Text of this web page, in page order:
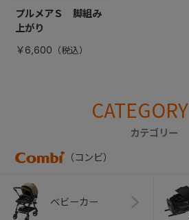
プルメアＳ 脚組み
上がり
￥6,600
CATEGORY
カテゴリー
（コンビ）
ベビーカー